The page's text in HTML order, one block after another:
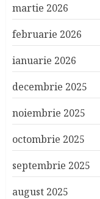
martie 2026
februarie 2026
ianuarie 2026
decembrie 2025
noiembrie 2025
octombrie 2025
septembrie 2025
august 2025